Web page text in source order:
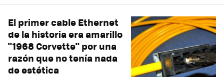
El primer cable Ethernet
de la historia era amarillo
"1968 Corvette" por una
razón que no tenía nada
de estética